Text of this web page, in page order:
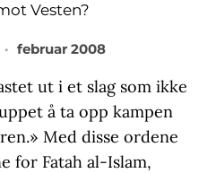
Vesten?
februar 2008
ut i et slag som ikke
å ta opp kampen
Med disse ordene
for Fatah al-Islam,